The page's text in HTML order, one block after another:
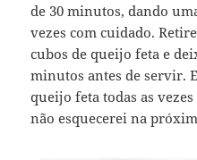
de 30 minutos, dando
vezes com cuidado.
cubos de queijo feta e
minutos antes de servir.
queijo feta todas as
não esquecerei na